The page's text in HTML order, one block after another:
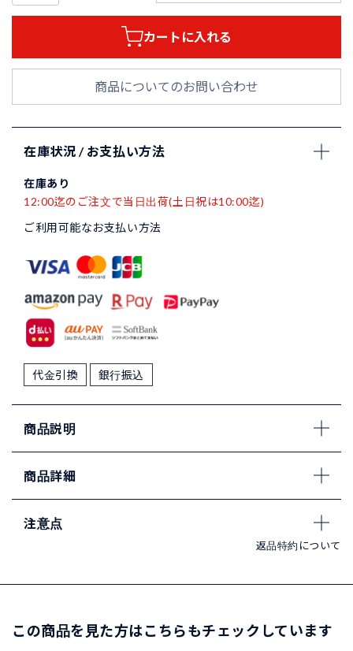
カートに入れる
商品についてのお問い合わせ
在庫状況 / お支払い方法
在庫あり
12:00迄のご注文で当日出荷(土日祝は10:00迄)
ご利用可能なお支払い方法
代金引換 銀行振込
商品説明
商品詳細
注意点
返品特約について
この商品を見た方はこちらもチェックしています